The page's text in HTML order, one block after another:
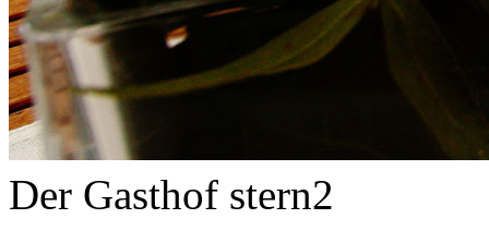
Der Gasthof stern2